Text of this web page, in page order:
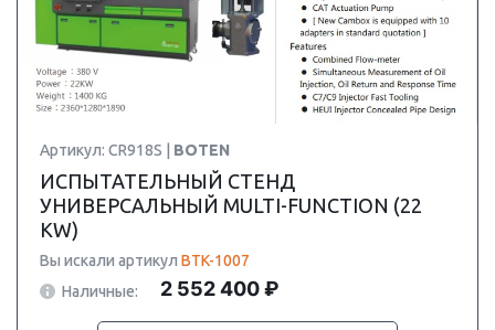
Артикул: CR918S | BOTEN
ИСПЫТАТЕЛЬНЫЙ СТЕНД
УНИВЕРСАЛЬНЫЙ MULTI-FUNCTION (22
KW)
Вы искали артикул BTK-1007
Наличные:
2 552 400 ₽